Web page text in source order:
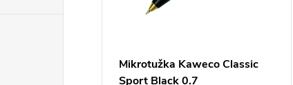
Mikrotužka Kaweco Classic
Sport Black 0.7